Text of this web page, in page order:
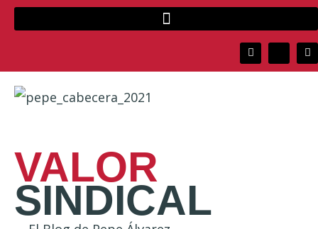
VALOR
SINDICAL